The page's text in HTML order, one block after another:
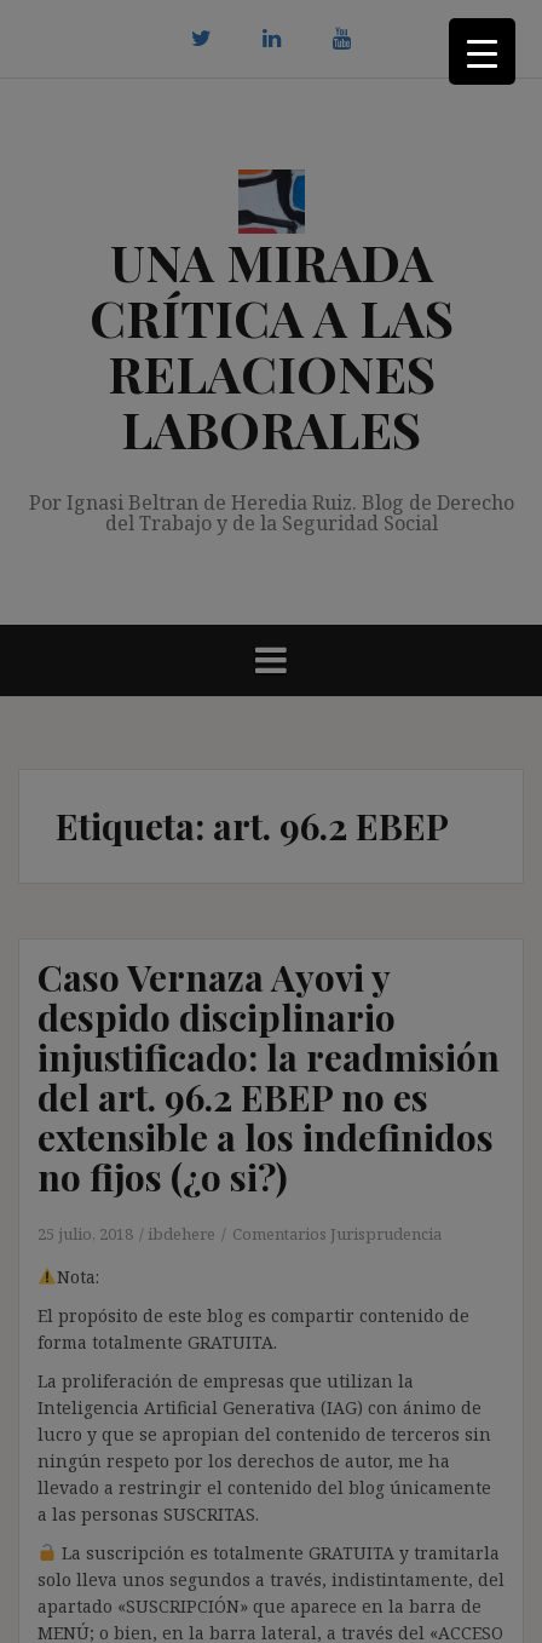
UNA MIRADA
CRÍTICA A LAS
RELACIONES
LABORALES
Por Ignasi Beltran de Heredia Ruiz. Blog de Derecho
del Trabajo y de la Seguridad Social
Etiqueta: art. 96.2 EBEP
Caso Vernaza Ayovi y
despido disciplinario
injustificado: la readmisión
del art. 96.2 EBEP no es
extensible a los indefinidos
no fijos (¿o si?)
25 julio, 2018 ibdehere Comentarios Jurisprudencia
Nota:
El propósito de este blog es compartir contenido de
forma totalmente GRATUITA.
La proliferación de empresas que utilizan la
Inteligencia Artificial Generativa (IAG) con ánimo de
lucro y que se apropian del contenido de terceros sin
ningún respeto por los derechos de autor, me ha
llevado a restringir el contenido del blog únicamente
a las personas SUSCRITAS.
La suscripción es totalmente GRATUITA y tramitarla
solo lleva unos segundos a través, indistintamente, del
apartado «SUSCRIPCIÓN» que aparece en la barra de
MENÚ; o bien, en la barra lateral, a través del «ACCESO